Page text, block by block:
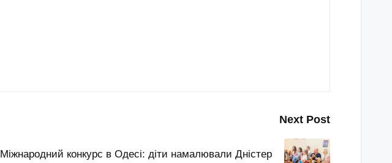
Next Post
Міжнародний конкурс в Одесі: діти намалювали Дністер